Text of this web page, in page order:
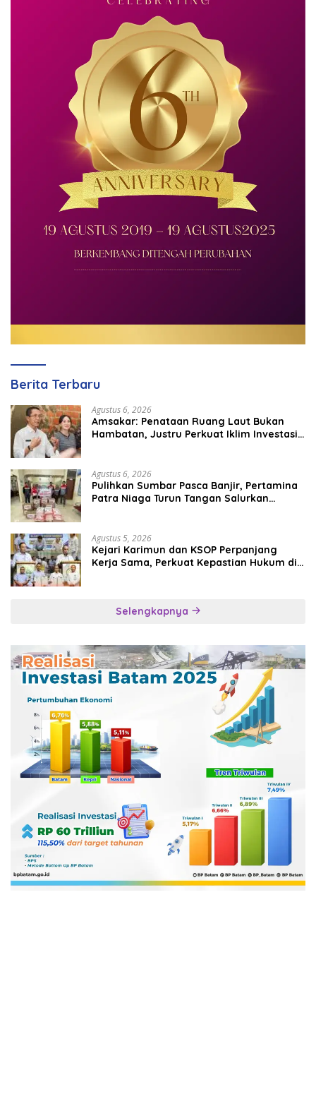
Berita Terbaru
Agustus 6, 2026
Amsakar: Penataan Ruang Laut Bukan
Hambatan, Justru Perkuat Iklim Investasi
Agustus 6, 2026
Pulihkan Sumbar Pasca Banjir, Pertamina
Patra Niaga Turun Tangan Salurkan
Agustus 5, 2026
Kejari Karimun dan KSOP Perpanjang
Kerja Sama, Perkuat Kepastian Hukum di
Selengkapnya